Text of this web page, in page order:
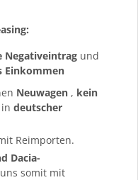
Negativeintrag und
Einkommen
Neuwagen , kein
deutscher
Reimporten.
Dacia-
somit mit